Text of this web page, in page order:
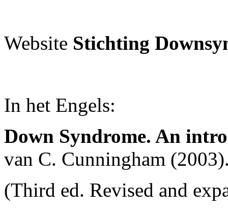
Website Stichting
In het Engels:
Down Syndrome. An
van C. Cunningham
(Third ed. Revised and